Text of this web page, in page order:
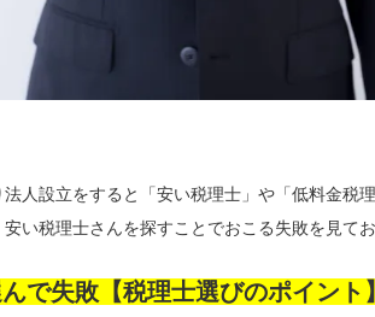
人設立をすると「安い税理士」や「低料金税
い税理士さんを探すことでおこる失敗を見てお
で失敗【税理士選びのポイント】